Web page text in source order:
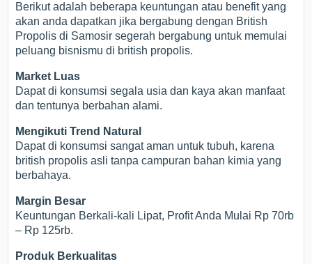
Berikut adalah beberapa keuntungan atau benefit yang
akan anda dapatkan jika bergabung dengan British
Propolis di Samosir segerah bergabung untuk memulai
peluang bisnismu di british propolis.
Market Luas
Dapat di konsumsi segala usia dan kaya akan manfaat
dan tentunya berbahan alami.
Mengikuti Trend Natural
Dapat di konsumsi sangat aman untuk tubuh, karena
british propolis asli tanpa campuran bahan kimia yang
berbahaya.
Margin Besar
Keuntungan Berkali-kali Lipat, Profit Anda Mulai Rp 70rb
– Rp 125rb.
Produk Berkualitas